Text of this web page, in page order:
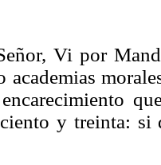
Vi por
academias
y treinta: si